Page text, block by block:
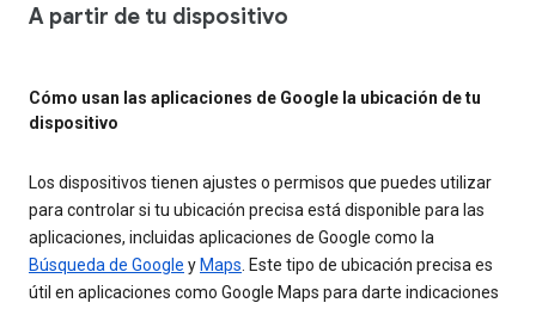
A partir de tu dispositivo
Cómo usan las aplicaciones de Google la ubicación de tu
dispositivo
Los dispositivos tienen ajustes o permisos que puedes utilizar
para controlar si tu ubicación precisa está disponible para las
aplicaciones, incluidas aplicaciones de Google como la
Búsqueda de Google y Maps. Este tipo de ubicación precisa es
útil en aplicaciones como Google Maps para darte indicaciones